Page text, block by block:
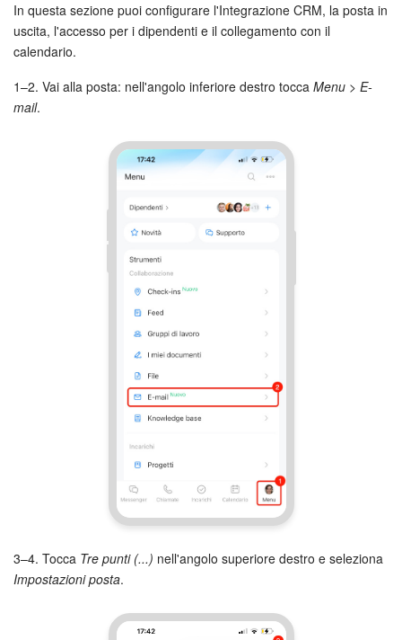
Calendario
Bitrix24 Drive
Webmail
Gruppi di lavoro
Prenotazione online
Contact Center
Sales Center
Analisi CRM
Generatore BI
Siti e store
Online store
In questa sezione puoi configurare l'Integrazione CRM, la posta in
uscita, l'accesso per i dipendenti e il collegamento con il
calendario.
1–2. Vai alla posta: nell'angolo inferiore destro tocca Menu > E-
mail.
3–4. Tocca Tre punti (...) nell'angolo superiore destro e seleziona
Impostazioni posta.